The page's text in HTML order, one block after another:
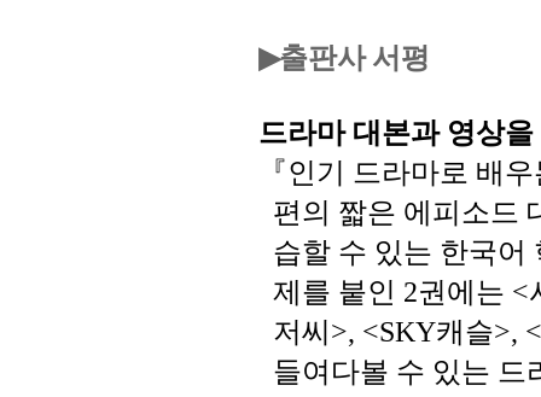
▶출판사 서평
드라마 대본과 영상을
『인기 드라마로 배
편의 짧은 에피소드
습할 수 있는 한국어
제를 붙인 2권에는 <
저씨>, <SKY캐슬>,
들여다볼 수 있는 드